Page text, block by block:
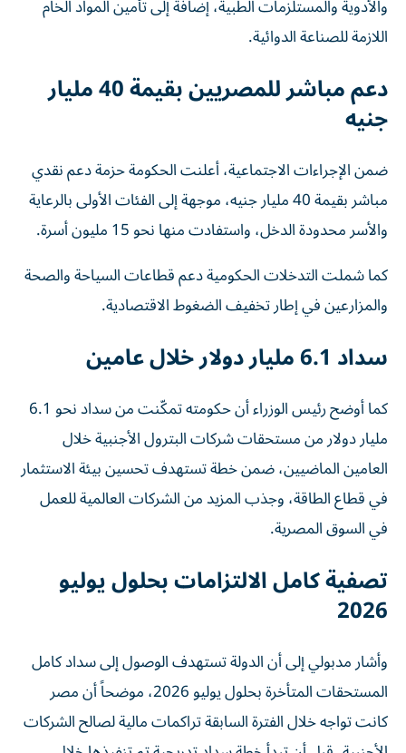
والأدوية والمستلزمات الطبية، إضافة إلى تأمين المواد الخام
اللازمة للصناعة الدوائية.
دعم مباشر للمصريين بقيمة 40 مليار
جنيه
ضمن الإجراءات الاجتماعية، أعلنت الحكومة حزمة دعم نقدي
مباشر بقيمة 40 مليار جنيه، موجهة إلى الفئات الأولى بالرعاية
والأسر محدودة الدخل، واستفادت منها نحو 15 مليون أسرة.
كما شملت التدخلات الحكومية دعم قطاعات السياحة والصحة
والمزارعين في إطار تخفيف الضغوط الاقتصادية.
سداد 6.1 مليار دولار خلال عامين
كما أوضح رئيس الوزراء أن حكومته تمكّنت من سداد نحو 6.1
مليار دولار من مستحقات شركات البترول الأجنبية خلال
العامين الماضيين، ضمن خطة تستهدف تحسين بيئة الاستثمار
في قطاع الطاقة، وجذب المزيد من الشركات العالمية للعمل
في السوق المصرية.
تصفية كامل الالتزامات بحلول يوليو
2026
وأشار مدبولي إلى أن الدولة تستهدف الوصول إلى سداد كامل
المستحقات المتأخرة بحلول يوليو 2026، موضحاً أن مصر
كانت تواجه خلال الفترة السابقة تراكمات مالية لصالح الشركات